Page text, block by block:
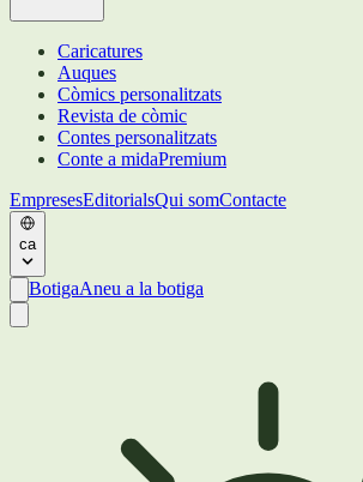
Caricatures
Auques
Còmics personalitzats
Revista de còmic
Contes personalitzats
Conte a midaPremium
EmpresesEditorialsQui somContacte
ca
BotigaAneu a la botiga